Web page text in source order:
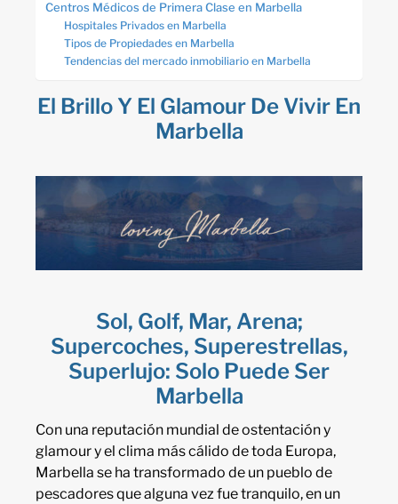
Centros Médicos de Primera Clase en Marbella
Hospitales Privados en Marbella
Tipos de Propiedades en Marbella
Tendencias del mercado inmobiliario en Marbella
El Brillo Y El Glamour De Vivir En
Marbella
Sol, Golf, Mar, Arena;
Supercoches, Superestrellas,
Superlujo: Solo Puede Ser
Marbella
Con una reputación mundial de ostentación y
glamour y el clima más cálido de toda Europa,
Marbella se ha transformado de un pueblo de
pescadores que alguna vez fue tranquilo, en un